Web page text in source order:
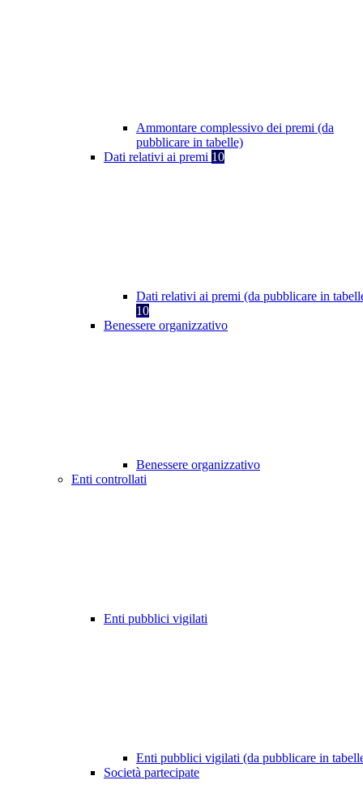
Ammontare complessivo dei premi (da
pubblicare in tabelle)
Dati relativi ai premi 10
Dati relativi ai premi (da pubblicare in
10
Benessere organizzativo
Benessere organizzativo
Enti controllati
Enti pubblici vigilati
Enti pubblici vigilati (da pubblicare in
Società partecipate